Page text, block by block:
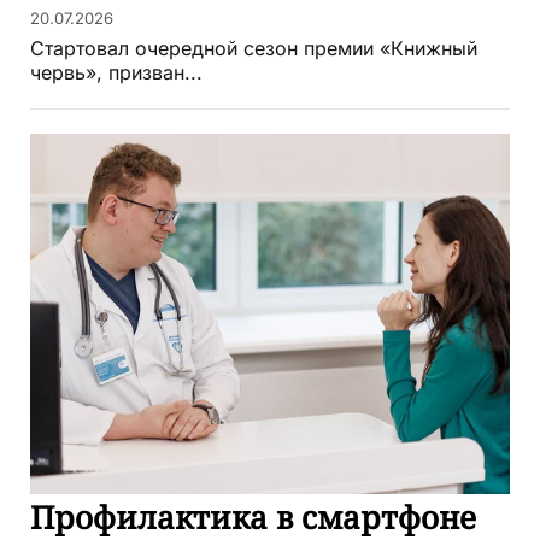
20.07.2026
Стартовал очередной сезон премии «Книжный
червь», призван...
Профилактика в смартфоне